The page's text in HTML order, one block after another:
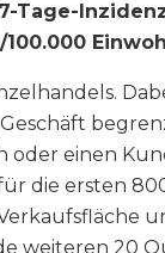
Tage-
oder einen
die ersten
weiteren 20